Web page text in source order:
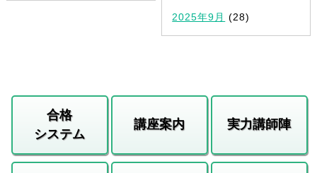
2025年9月 (28)
合格
システム
講座案内 実力講師陣